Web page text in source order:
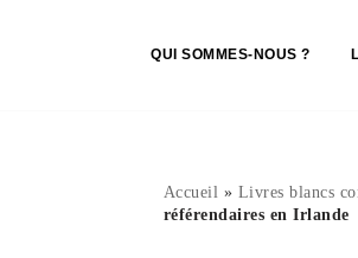
QUI SOMMES-NOUS ?
Accueil » Livres blancs
référendaires en Irlande